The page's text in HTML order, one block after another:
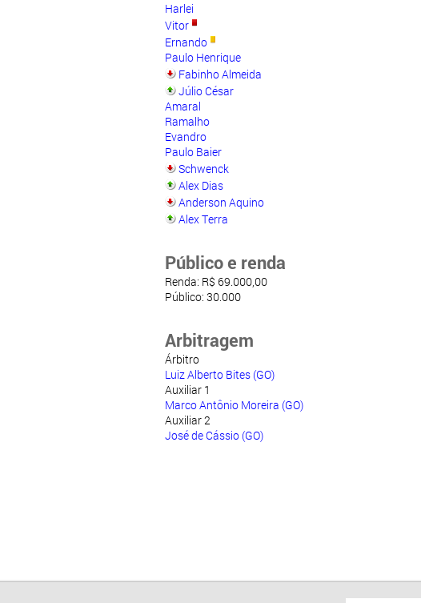
Harlei
Vitor
Ernando
Paulo Henrique
Fabinho Almeida
Júlio César
Amaral
Ramalho
Evandro
Paulo Baier
Schwenck
Alex Dias
Anderson Aquino
Alex Terra
Público e renda
Renda: R$ 69.000,00
Público: 30.000
Arbitragem
Árbitro
Luiz Alberto Bites (GO)
Auxiliar 1
Marco Antônio Moreira (GO)
Auxiliar 2
José de Cássio (GO)